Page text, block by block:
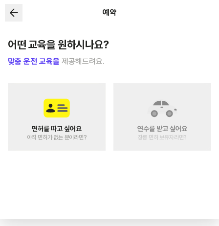
예약
어떤 교육을 원하시나요?
맞춤 운전 교육을 제공해드려요.
면허를 따고 싶어요
아직 면허가 없는 분이라면?
연수를 받고 싶어요
장롱 면허 보유자라면?